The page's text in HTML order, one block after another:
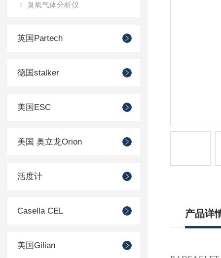
臭氧气体分析仪
英国Partech
德国stalker
美国ESC
美国 奥立龙Orion
活度计
Casella CEL
美国Gilian
产品详